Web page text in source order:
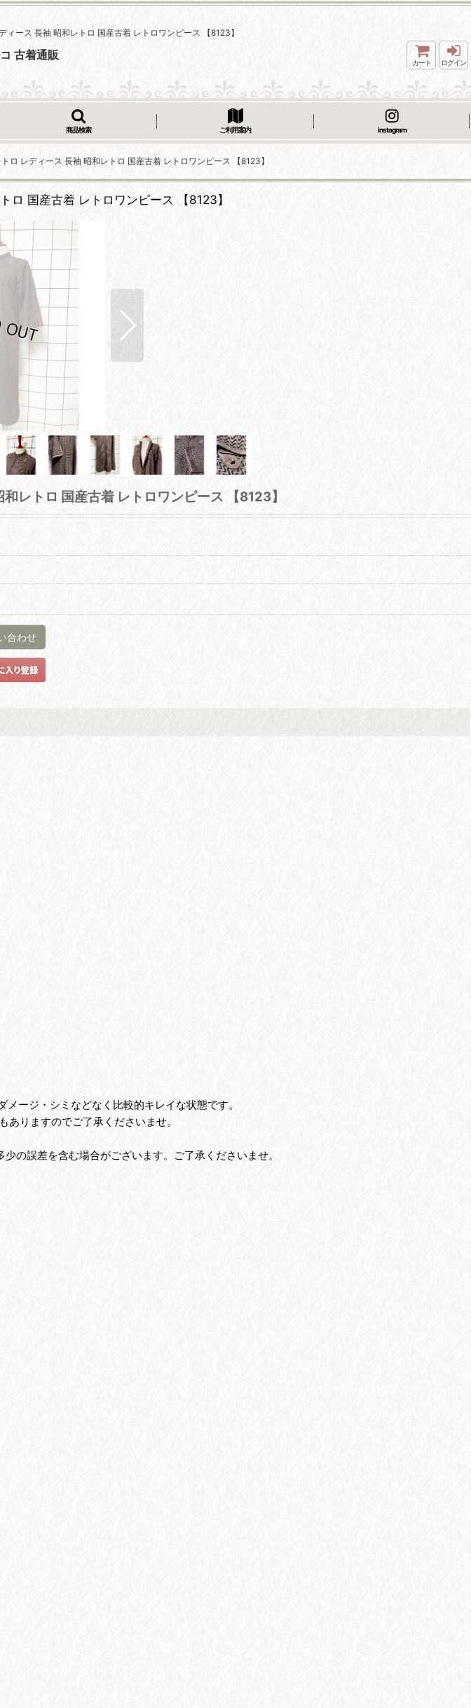
ース 長袖 昭和レトロ 国産古着 レトロワンピース 【8123】
古着通販
カート ログイン
商品検索 ご利用案内 instagram
ロ レディース 長袖 昭和レトロ 国産古着 レトロワンピース 【8123】
ロ 国産古着 レトロワンピース 【8123】
レトロ 国産古着 レトロワンピース 【8123】
合わせ
ジ・シミなどなく比較的キレイな状態です。
りますのでご了承くださいませ。
の誤差を含む場合がございます。ご了承くださいませ。